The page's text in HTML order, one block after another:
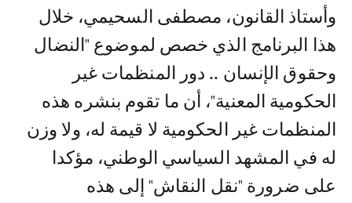
وأستاذ القانون، مصطفى السحيمي، خلال
هذا البرنامج الذي خصص لموضوع "النضال
وحقوق الإنسان .. دور المنظمات غير
الحكومية المعنية"، أن ما تقوم بنشره هذه
المنظمات غير الحكومية لا قيمة له، ولا وزن
له في المشهد السياسي الوطني، مؤكدا
على ضرورة "نقل النقاش" إلى هذه